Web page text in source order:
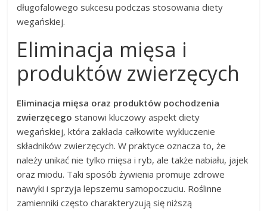
długofalowego sukcesu podczas stosowania diety
wegańskiej.
Eliminacja mięsa i
produktów zwierzęcych
Eliminacja mięsa oraz produktów pochodzenia
zwierzęcego stanowi kluczowy aspekt diety
wegańskiej, która zakłada całkowite wykluczenie
składników zwierzęcych. W praktyce oznacza to, że
należy unikać nie tylko mięsa i ryb, ale także nabiału, jajek
oraz miodu. Taki sposób żywienia promuje zdrowe
nawyki i sprzyja lepszemu samopoczuciu. Roślinne
zamienniki często charakteryzują się niższą